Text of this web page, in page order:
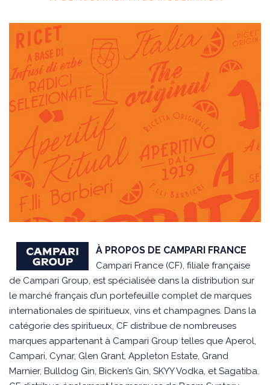
À PROPOS DE CAMPARI FRANCE
Campari France (CF), filiale française
de Campari Group, est spécialisée dans la distribution sur
le marché français d’un portefeuille complet de marques
internationales de spiritueux, vins et champagnes. Dans la
catégorie des spiritueux, CF distribue de nombreuses
marques appartenant à Campari Group telles que Aperol,
Campari, Cynar, Glen Grant, Appleton Estate, Grand
Marnier, Bulldog Gin, Bicken’s Gin, SKYY Vodka, et Sagatiba.